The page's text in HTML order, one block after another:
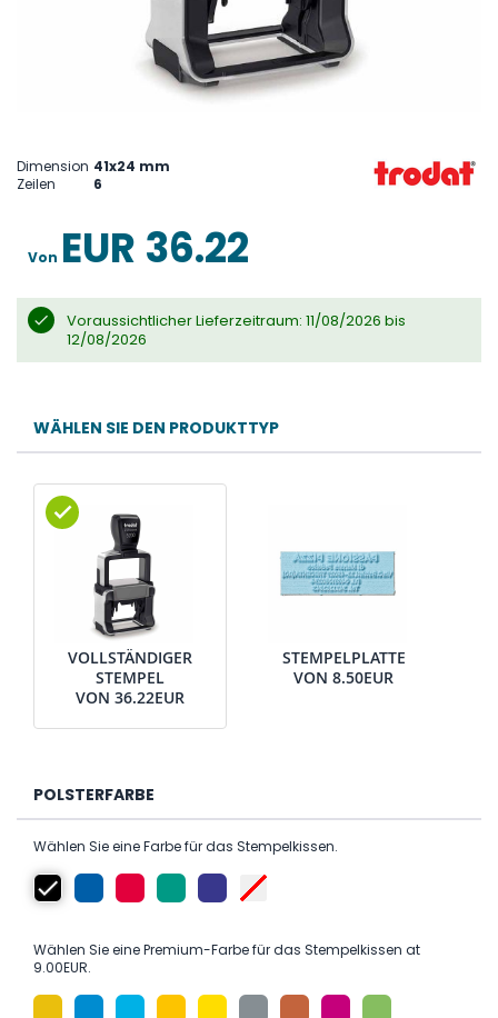
beginning
of
Dimension 41x24 mm
Zeilen
6
Von EUR 36.22
Voraussichtlicher Lieferzeitraum: 11/08/2026 bis
12/08/2026
WÄHLEN SIE DEN PRODUKTTYP
VOLLSTÄNDIGER
STEMPEL
VON 36.22EUR
STEMPELPLATTE
VON 8.50EUR
POLSTERFARBE
Wählen Sie eine Farbe für das Stempelkissen.
Wählen Sie eine Premium-Farbe für das Stempelkissen at
9.00EUR.